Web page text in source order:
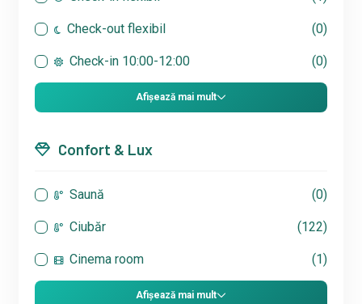
Check-out flexibil (0)
Check-in 10:00-12:00 (0)
Afișează mai mult
Confort & Lux
Saună (0)
Ciubăr (122)
Cinema room (1)
Afișează mai mult